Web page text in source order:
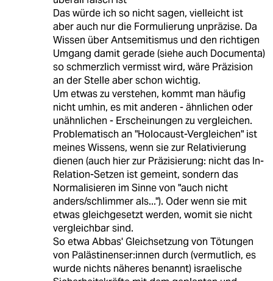
Das würde ich so nicht sagen, vielleicht ist
aber auch nur die Formulierung unpräzise. Da
Wissen über Antsemitismus und den richtigen
Umgang damit gerade (siehe auch Documenta)
so schmerzlich vermisst wird, wäre Präzision
an der Stelle aber schon wichtig.
Um etwas zu verstehen, kommt man häufig
nicht umhin, es mit anderen - ähnlichen oder
unähnlichen - Erscheinungen zu vergleichen.
Problematisch an "Holocaust-Vergleichen" ist
meines Wissens, wenn sie zur Relativierung
dienen (auch hier zur Präzisierung: nicht das In-
Relation-Setzen ist gemeint, sondern das
Normalisieren im Sinne von "auch nicht
anders/schlimmer als..."). Oder wenn sie mit
etwas gleichgesetzt werden, womit sie nicht
vergleichbar sind.
So etwa Abbas' Gleichsetzung von Tötungen
von Palästinenser:innen durch (vermutlich, es
wurde nichts näheres benannt) israelische